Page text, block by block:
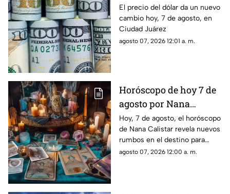
precio hoy, 7 de agosto,
en Ciudad Juárez
El precio del dólar da un nuevo
cambio hoy, 7 de agosto, en
Ciudad Juárez
agosto 07, 2026 12:01 a. m.
Horóscopo de hoy 7 de
agosto por Nana
Calistar: Este será tu
mejor beneficio
Hoy, 7 de agosto, el horóscopo
de Nana Calistar revela nuevos
rumbos en el destino para
estos signos
agosto 07, 2026 12:00 a. m.